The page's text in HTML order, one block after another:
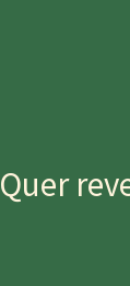
Quer